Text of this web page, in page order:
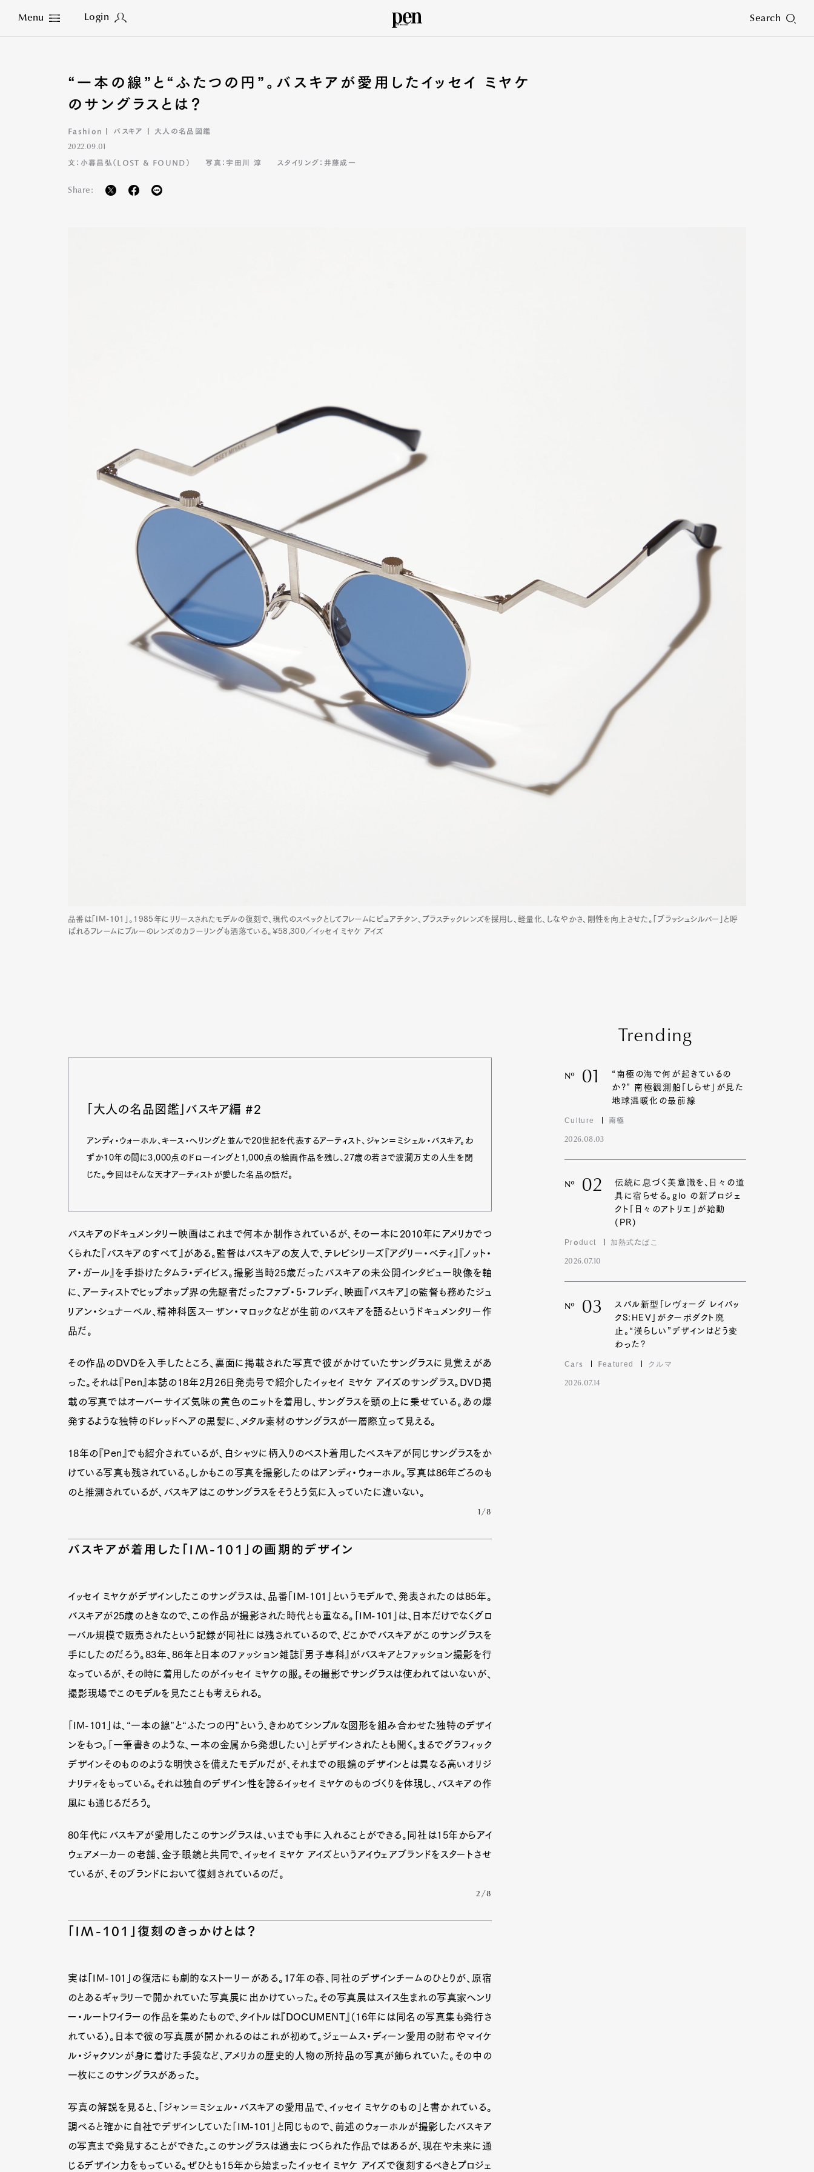
Menu Login Search
Close
Art&Design Watch
Fashion
Pen Membership Magazine Official Columnist
Pen Meet Pen international Pen tw
“一本の線”と“ふたつの円”。バスキアが愛用したイッセイ ミヤケ
のサングラスとは？
Fashion バスキア 大人の名品図鑑
2022.09.01
文：小暮昌弘（LOST & FOUND） 写真：宇田川 淳 スタイリング：井藤成一
Share:
品番は「IM-101」。1985年にリリースされたモデルの復刻で、現代のスペックとしてフレームにピュアチタン、プラスチックレンズを採用し、軽量化、しなやかさ、剛性を向上させた。「ブラッシュシルバー」と呼
ばれるフレームにブルーのレンズのカラーリングも洒落ている。¥58,300／イッセイ ミヤケ アイズ
「大人の名品図鑑」バスキア編 #2
アンディ・ウォーホル、キース・ヘリングと並んで20世紀を代表するアーティスト、ジャン＝ミシェル・バスキア。わ
ずか10年の間に3,000点のドローイングと1,000点の絵画作品を残し、27歳の若さで波瀾万丈の人生を閉
じた。今回はそんな天才アーティストが愛した名品の話だ。
バスキアのドキュメンタリー映画はこれまで何本か制作されているが、その一本に2010年にアメリカでつ
くられた『バスキアのすべて』がある。監督はバスキアの友人で、テレビシリーズ『アグリー・ベティ』『ノット・
ア・ガール』を手掛けたタムラ・デイビス。撮影当時25歳だったバスキアの未公開インタビュー映像を軸
に、アーティストでヒップホップ界の先駆者だったファブ・5・フレディ、映画『バスキア』の監督も務めたジュ
リアン・シュナーベル、精神科医スーザン・マロックなどが生前のバスキアを語るというドキュメンタリー作
品だ。
その作品のDVDを入手したところ、裏面に掲載された写真で彼がかけていたサングラスに見覚えがあ
った。それは『Pen』本誌の18年2月26日発売号で紹介したイッセイ ミヤケ アイズのサングラス。DVD掲
載の写真ではオーバーサイズ気味の黄色のニットを着用し、サングラスを頭の上に乗せている。あの爆
発するような独特のドレッドヘアの黒髪に、メタル素材のサングラスが一層際立って見える。
18年の『Pen』でも紹介されているが、白シャツに柄入りのベスト着用したベスキアが同じサングラスをか
けている写真も残されている。しかもこの写真を撮影したのはアンディ・ウォーホル。写真は86年ごろのも
のと推測されているが、バスキアはこのサングラスをそうとう気に入っていたに違いない。
1/8
バスキアが着用した「IM-101」の画期的デザイン
イッセイ ミヤケがデザインしたこのサングラスは、品番「IM-101」というモデルで、発表されたのは85年。
バスキアが25歳のときなので、この作品が撮影された時代とも重なる。「IM-101」は、日本だけでなくグロ
ーバル規模で販売されたという記録が同社には残されているので、どこかでバスキアがこのサングラスを
手にしたのだろう。83年、86年と日本のファッション雑誌『男子専科』がバスキアとファッション撮影を行
なっているが、その時に着用したのがイッセイ ミヤケの服。その撮影でサングラスは使われてはいないが、
撮影現場でこのモデルを見たことも考えられる。
「IM-101」は、“一本の線”と“ふたつの円”という、きわめてシンプルな図形を組み合わせた独特のデザイ
ンをもつ。「一筆書きのような、一本の金属から発想したい」とデザインされたとも聞く。まるでグラフィック
デザインそのもののような明快さを備えたモデルだが、それまでの眼鏡のデザインとは異なる高いオリジ
ナリティをもっている。それは独自のデザイン性を誇るイッセイ ミヤケのものづくりを体現し、バスキアの作
風にも通じるだろう。
80年代にバスキアが愛用したこのサングラスは、いまでも手に入れることができる。同社は15年からアイ
ウェアメーカーの老舗、金子眼鏡と共同で、イッセイ ミヤケ アイズというアイウェアブランドをスタートさせ
ているが、そのブランドにおいて復刻されているのだ。
2/8
「IM-101」復刻のきっかけとは？
実は「IM-101」の復活にも劇的なストーリーがある。17年の春、同社のデザインチームのひとりが、原宿
のとあるギャラリーで開かれていた写真展に出かけていった。その写真展はスイス生まれの写真家ヘンリ
ー・ルートワイラーの作品を集めたもので、タイトルは『DOCUMENT』（16年には同名の写真集も発行さ
れている）。日本で彼の写真展が開かれるのはこれが初めて。ジェームス・ディーン愛用の財布やマイケ
ル・ジャクソンが身に着けた手袋など、アメリカの歴史的人物の所持品の写真が飾られていた。その中の
一枚にこのサングラスがあった。
写真の解説を見ると、「ジャン＝ミシェル・バスキアの愛用品で、イッセイ ミヤケのもの」と書かれている。
調べると確かに自社でデザインしていた「IM-101」と同じもので、前述のウォーホルが撮影したバスキア
の写真まで発見することができた。このサングラスは過去につくられた作品ではあるが、現在や未来に通
じるデザイン力をもっている。ぜひとも15年から始まったイッセイ ミヤケ アイズで復刻するべきとプロジェ
Trending
Nº 01
“南極の海で何が起きているの
か?” 南極観測船「しらせ」が見た
地球温暖化の最前線
Culture 南極
2026.08.03
Nº 02
伝統に息づく美意識を、日々の道
具に宿らせる。glo の新プロジェ
クト「日々のアトリエ」が始動
(PR)
Product 加熱式たばこ
2026.07.10
Nº 03
スバル新型「レヴォーグ レイバッ
クS:HEV」がターボダクト廃
止。“漢らしい”デザインはどう変
わった?
Cars Featured クルマ
2026.07.14